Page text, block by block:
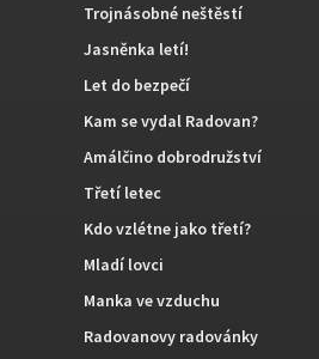
Trojnásobné neštěstí
Jasněnka letí!
Let do bezpečí
Kam se vydal Radovan?
Amálčino dobrodružství
Třetí letec
Kdo vzlétne jako třetí?
Mladí lovci
Manka ve vzduchu
Radovanovy radovánky